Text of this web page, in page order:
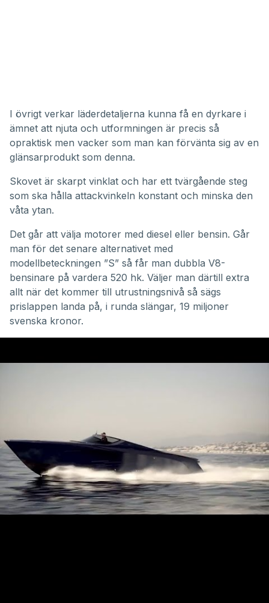
I övrigt verkar läderdetaljerna kunna få en dyrkare i
ämnet att njuta och utformningen är precis så
opraktisk men vacker som man kan förvänta sig av en
glänsarprodukt som denna.
Skovet är skarpt vinklat och har ett tvärgående steg
som ska hålla attackvinkeln konstant och minska den
våta ytan.
Det går att välja motorer med diesel eller bensin. Går
man för det senare alternativet med
modellbeteckningen ”S” så får man dubbla V8-
bensinare på vardera 520 hk. Väljer man därtill extra
allt när det kommer till utrustningsnivå så sägs
prislappen landa på, i runda slängar, 19 miljoner
svenska kronor.